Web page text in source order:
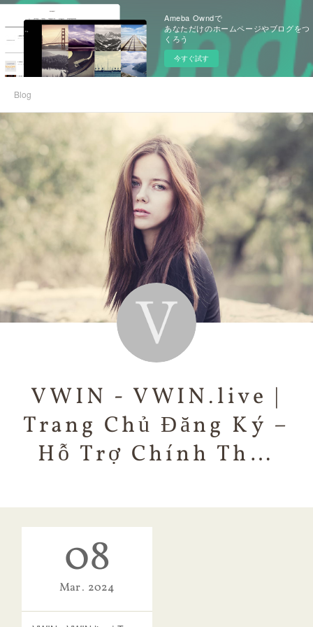
Ameba Owndで
あなただけのホームページやブログをつ
くろう
今すぐ試す
Blog
VWIN - VWIN.live |
Trang Chủ Đăng Ký –
Hỗ Trợ Chính Th…
08
Mar 2024